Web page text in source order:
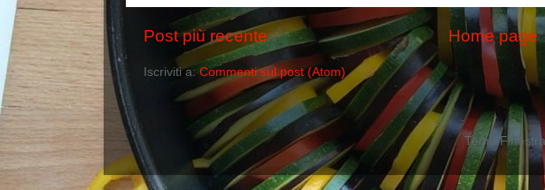
Post più recente Home page
Iscriviti a:Commenti sul post (Atom)
Tema